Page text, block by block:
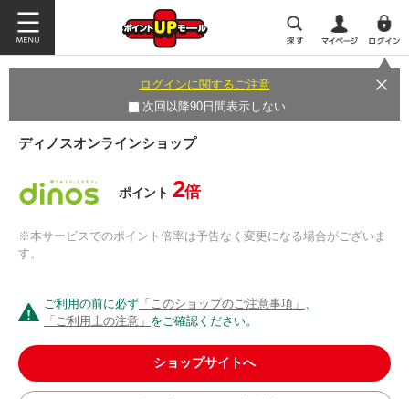
ログインに関するご注意
次回以降90日間表示しない
ディノスオンラインショップ
ポイント 2倍
※本サービスでのポイント倍率は予告なく変更になる場合がございま
す。
ご利用の前に必ず 「このショップのご注意事項」 、
「ご利用上の注意」 をご確認ください。
ショップサイトへ